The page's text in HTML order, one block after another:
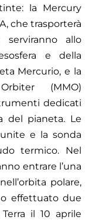
la Mercury
che trasporterà
allo
e della
Mercurio, e la
(MMO)
dedicati
del pianeta. Le
e la sonda
termico. Nel
entrare l’una
polare,
effettuato due
il 10 aprile